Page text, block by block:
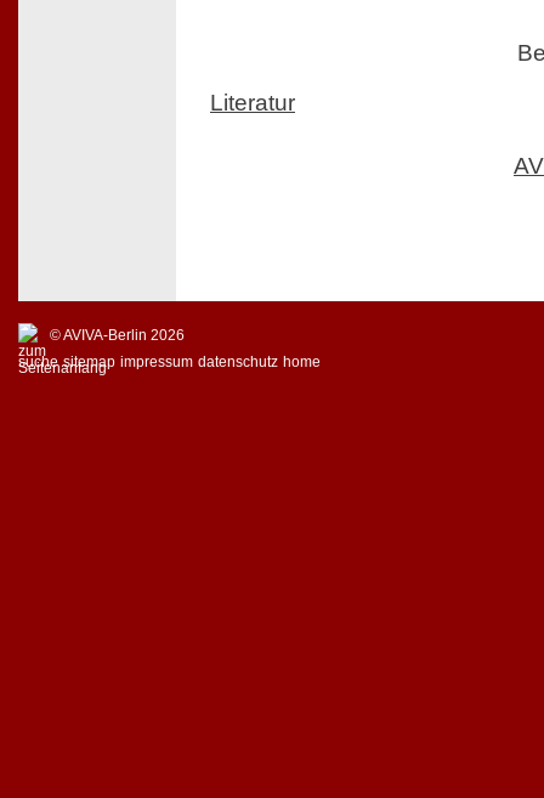
Literatur
© AVIVA-Berlin 2026
suche sitemap impressum datenschutz home